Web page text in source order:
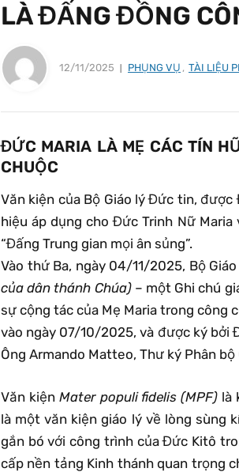
LÀ ĐẤNG ĐỒNG
12/11/2025 PHỤNG VỤ , TÀI LIỆU
ĐỨC MARIA LÀ MẸ CÁC TÍN
CHUỘC
Văn kiện của Bộ Giáo lý Đức tin,
hiệu áp dụng cho Đức Trinh Nữ
“Đấng Trung gian mọi ân sủng”.
Vào thứ Ba, ngày 04/11/2025, Bộ
của dân thánh Chúa)– một Ghi chú
sự cộng tác của Mẹ Maria trong công
vào ngày 07/10/2025, và được ký bởi
Ông Armando Matteo, Thư ký Phân
Văn kiệnMater populi fidelis (MPF) là
là một văn kiện giáo lý về lòng sùng
gắn bó với công trình của Đức Kitô
cấp nền tảng Kinh thánh quan trọng